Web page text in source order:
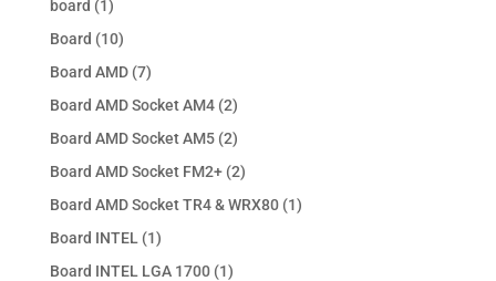
board 11
producto
Board 1010
productos
Board AMD 77
productos
Board AMD Socket AM4 22
productos
Board AMD Socket AM5 22
productos
Board AMD Socket FM2+ 22
productos
Board AMD Socket TR4 & WRX80 11
Board INTEL 11
producto
Board INTEL LGA 1700 11